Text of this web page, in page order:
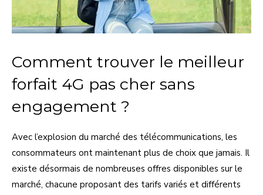
Comment trouver le meilleur
forfait 4G pas cher sans
engagement ?
Avec l’explosion du marché des télécommunications, les
consommateurs ont maintenant plus de choix que jamais. Il
existe désormais de nombreuses offres disponibles sur le
marché, chacune proposant des tarifs variés et différents